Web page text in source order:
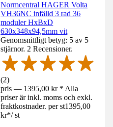
Normcentral HAGER Volta
VH36NC infälld 3 rad 36
moduler HxBxD
630x348x94,5mm vit
Genomsnittligt betyg: 5 av 5
stjärnor. 2 Recensioner.
(2)
pris — 1395,00 kr * Alla
priser är inkl. moms och exkl.
fraktkostnader. per st1395,00
kr*/ st